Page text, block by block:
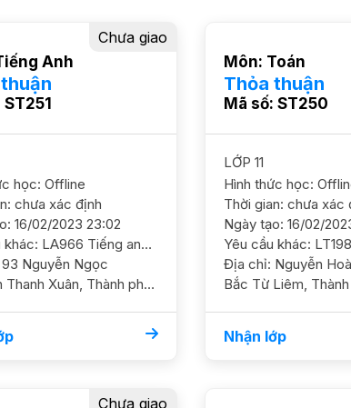
Anh
Chưa giao
học: Offline
chưa xác định
16/02/2023 23:02
Yêu cầu khác: LA966 Tiếng anh 9/ HS nam / HL Tb Cần nắm chắc kiến thức cơ bản và ôn luyện thêm Mục tiêu 8 YC GS nam nữ ok
Thanh Xuân, Thành phố
Môn: Toán
Thỏa thuận
Mã số: ST250
LỚP 11
Hình thức học:
Thời gian: chưa xác
Ngày tạo: 16/02/
Địa chỉ: Nguyễn Hoàng TônQuận
Bắc Từ Liêm,
Nhận lớp
Chưa giao